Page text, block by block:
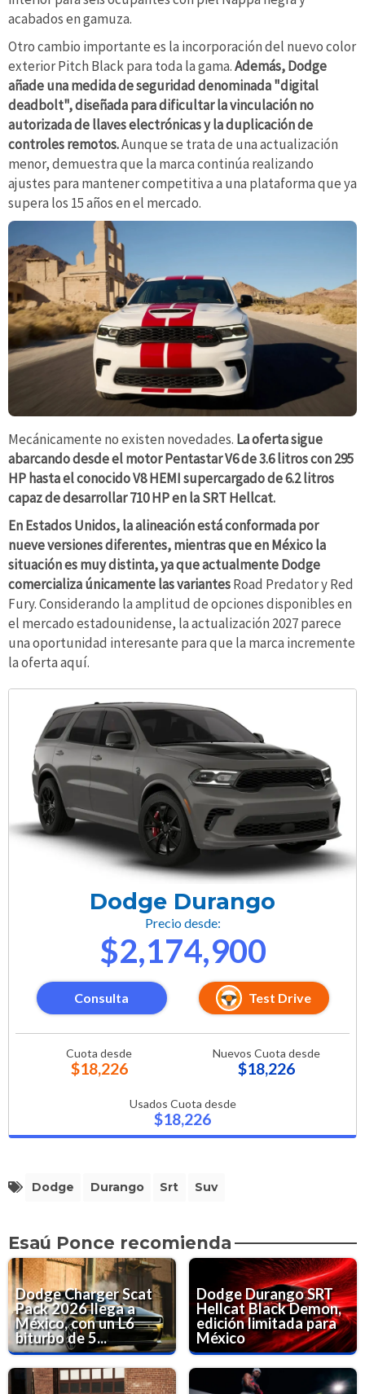
acabados en gamuza.
Otro cambio importante es la incorporación del nuevo color
exterior Pitch Black para toda la gama.Además, Dodge
añade una medida de seguridad denominada "digital
deadbolt", diseñada para dificultar la vinculación no
autorizada de llaves electrónicas y la duplicación de
controles remotos.Aunque se trata de una actualización
menor, demuestra que la marca continúa realizando
ajustes para mantener competitiva a una plataforma que ya
supera los 15 años en el mercado.
Mecánicamente no existen novedades. La oferta sigue
abarcando desde el motor Pentastar V6 de 3.6 litros con 295
HP hasta el conocido V8 HEMI supercargado de 6.2 litros
capaz de desarrollar 710 HP en la SRT Hellcat.
En Estados Unidos, la alineación está conformada por
nueve versiones diferentes, mientras que en México la
situación es muy distinta, ya que actualmente Dodge
comercializa únicamente las variantesRoad Predator y Red
Fury. Considerando la amplitud de opciones disponibles en
el mercado estadounidense, la actualización 2027 parece
una oportunidad interesante para que la marca incremente
la oferta aquí.
Dodge Durango
Precio desde:
$2,174,900
Consulta Test Drive
Cuota desde
$18,226
Nuevos Cuota desde
$18,226
Usados Cuota desde
$18,226
Dodge Durango Srt Suv
Esaú Ponce recomienda
Dodge Charger Scat
Pack 2026 llega a
México, con un L6
biturbo de 5...
Dodge Durango SRT
Hellcat Black Demon,
edición limitada para
México